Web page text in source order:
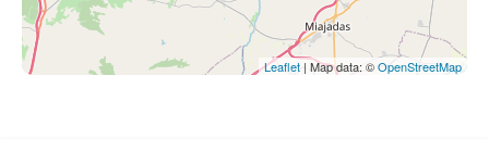
Leaflet | Map data: ©OpenStreetMap